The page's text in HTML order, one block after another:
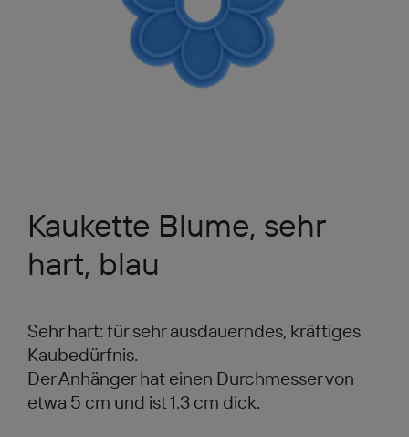
Kaukette Blume, sehr
hart, blau
Sehr hart: für sehr ausdauerndes, kräftiges
Kaubedürfnis.
Der Anhänger hat einen Durchmesser von
etwa 5 cm und ist 1.3 cm dick.